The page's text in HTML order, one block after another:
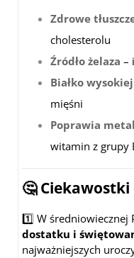
Zdrowe
cholesterolu
Źródło żelaza –
Białko
mięśni
Poprawia
witamin z grupy
🤔 Ciekawostki
1️⃣ W średniowiecznej
dostatku i
najważniejszych